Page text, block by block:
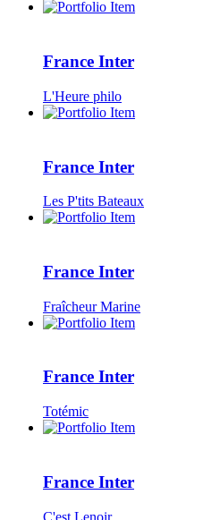
France Inter
L'Heure philo
France Inter
Les P'tits Bateaux
France Inter
Fraîcheur Marine
France Inter
Totémic
France Inter
C'est Lenoir